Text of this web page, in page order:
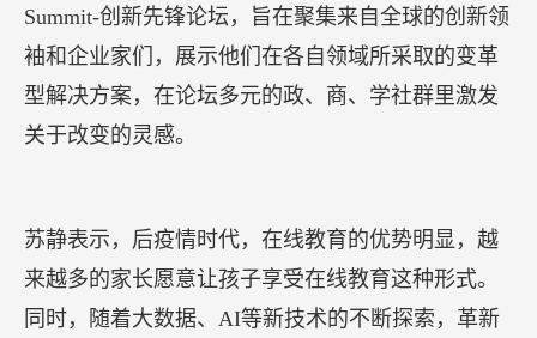
总裁苏静参加会议，与中国新领军企业商业领袖们
集聚一堂，交流各自在数字化商业模式的创新经
验，并分享“数字教育新供给——作业帮的探索与方
案”。
经济最高级论坛之一。其首创的Pioneers of Change
Summit-创新先锋论坛，旨在聚集来自全球的创新领
袖和企业家们，展示他们在各自领域所采取的变革